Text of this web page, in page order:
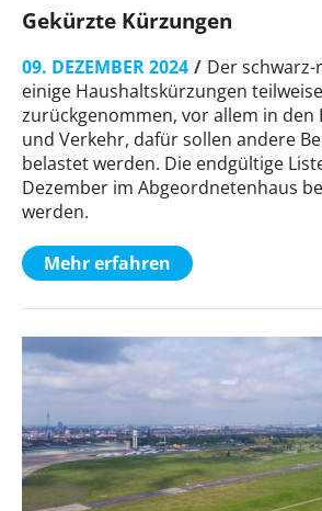
Gekürzte Kürzungen
09. DEZEMBER 2024
Der
einige Haushaltskürzungen teilweise
zurückgenommen, vor allem in den
und Verkehr, dafür sollen andere
belastet werden. Die endgültige
Dezember im Abgeordnetenhaus
werden.
Mehr erfahren